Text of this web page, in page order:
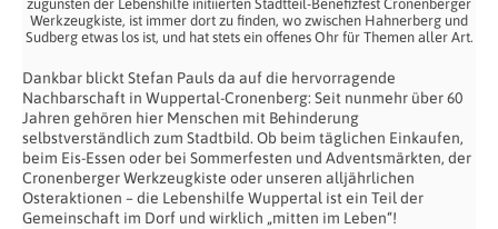
zugunsten der Lebenshilfe initiierten Stadtteil-Benefizfest Cronenberger
Werkzeugkiste, ist immer dort zu finden, wo zwischen Hahnerberg und
Sudberg etwas los ist, und hat stets ein offenes Ohr für Themen aller Art.
Dankbar blickt Stefan Pauls da auf die hervorragende
Nachbarschaft in Wuppertal-Cronenberg: Seit nunmehr über 60
Jahren gehören hier Menschen mit Behinderung
selbstverständlich zum Stadtbild. Ob beim täglichen Einkaufen,
beim Eis-Essen oder bei Sommerfesten und Adventsmärkten, der
Cronenberger Werkzeugkiste oder unseren alljährlichen
Osteraktionen – die Lebenshilfe Wuppertal ist ein Teil der
Gemeinschaft im Dorf und wirklich „mitten im Leben“!